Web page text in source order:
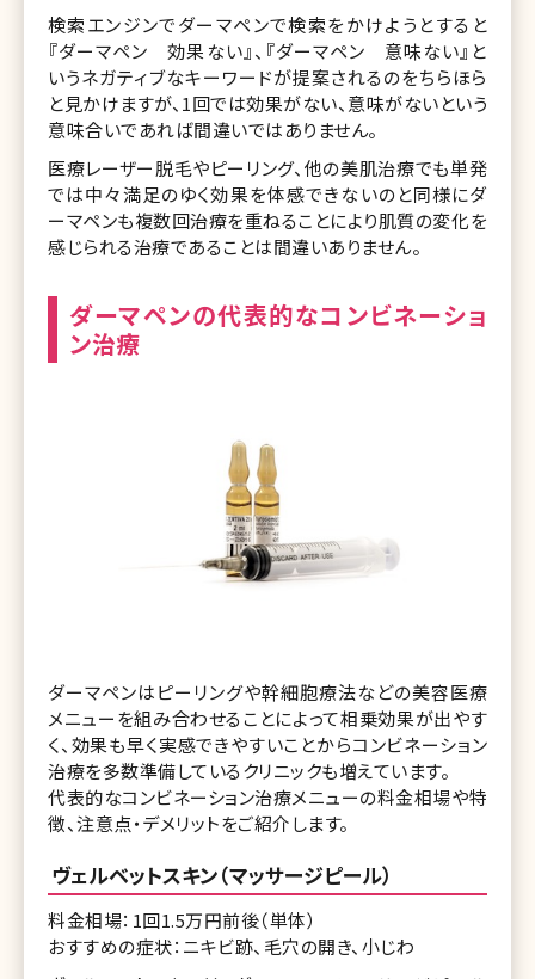
検索エンジンでダーマペンで検索をかけようとすると
『ダーマペン 効果ない』、『ダーマペン 意味ない』と
いうネガティブなキーワードが提案されるのをちらほら
と見かけますが、1回では効果がない、意味がないという
意味合いであれば間違いではありません。
医療レーザー脱毛やピーリング、他の美肌治療でも単発
では中々満足のゆく効果を体感できないのと同様にダ
ーマペンも複数回治療を重ねることにより肌質の変化を
感じられる治療であることは間違いありません。
ダーマペンの代表的なコンビネーショ
ン治療
ダーマペンはピーリングや幹細胞療法などの美容医療
メニューを組み合わせることによって相乗効果が出やす
く、効果も早く実感できやすいことからコンビネーション
治療を多数準備しているクリニックも増えています。
代表的なコンビネーション治療メニューの料金相場や特
徴、注意点・デメリットをご紹介します。
ヴェルベットスキン（マッサージピール）
料金相場：1回1.5万円前後（単体）
おすすめの症状：ニキビ跡、毛穴の開き、小じわ